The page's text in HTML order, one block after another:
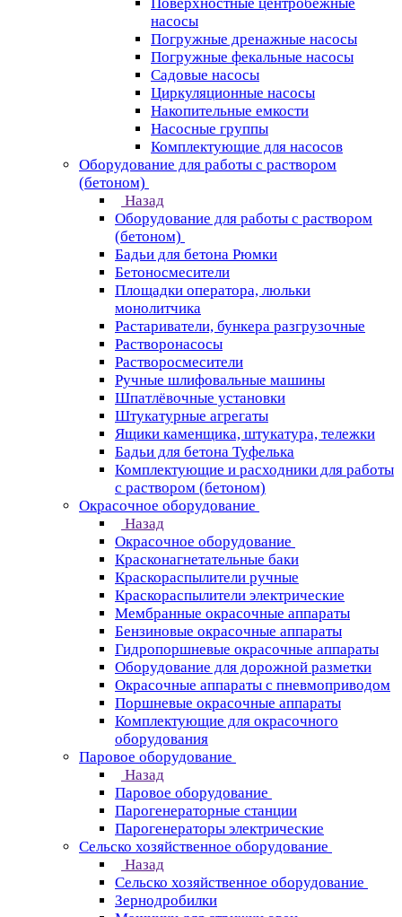
насосы
Погружные дренажные насосы
Погружные фекальные насосы
Садовые насосы
Циркуляционные насосы
Накопительные емкости
Насосные группы
Комплектующие для насосов
Оборудование для работы с раствором
(бетоном)
Назад
Оборудование для работы с раствором
(бетоном)
Бадьи для бетона Рюмки
Бетоносмесители
Площадки оператора, люльки
монолитчика
Растариватели, бункера разгрузочные
Растворонасосы
Растворосмесители
Ручные шлифовальные машины
Шпатлёвочные установки
Штукатурные агрегаты
Ящики каменщика, штукатура, тележки
Бадьи для бетона Туфелька
Комплектующие и расходники для работы
с раствором (бетоном)
Окрасочное оборудование
Назад
Окрасочное оборудование
Красконагнетательные баки
Краскораспылители ручные
Краскораспылители электрические
Мембранные окрасочные аппараты
Бензиновые окрасочные аппараты
Гидропоршневые окрасочные аппараты
Оборудование для дорожной разметки
Окрасочные аппараты с пневмоприводом
Поршневые окрасочные аппараты
Комплектующие для окрасочного
оборудования
Паровое оборудование
Назад
Паровое оборудование
Парогенераторные станции
Парогенераторы электрические
Сельско хозяйственное оборудование
Назад
Сельско хозяйственное оборудование
Зернодробилки